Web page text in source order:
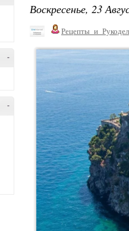
-
-
Воскресенье, 23